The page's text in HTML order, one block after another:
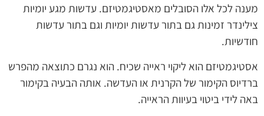
מענה לכל אלו הסובלים מאסטיגמטיזם. עדשות מגע יומיות
צילינדר זמינות גם בתור עדשות יומיות וגם בתור עדשות
חודשיות.
אסטיגמטיזם הוא ליקוי ראייה שכיח. הוא נגרם כתוצאה מהפרש
ברדיוס הקימור של הקרנית או העדשה. אותה הבעיה בקימור
באה לידי ביטוי בעיוות הראייה.